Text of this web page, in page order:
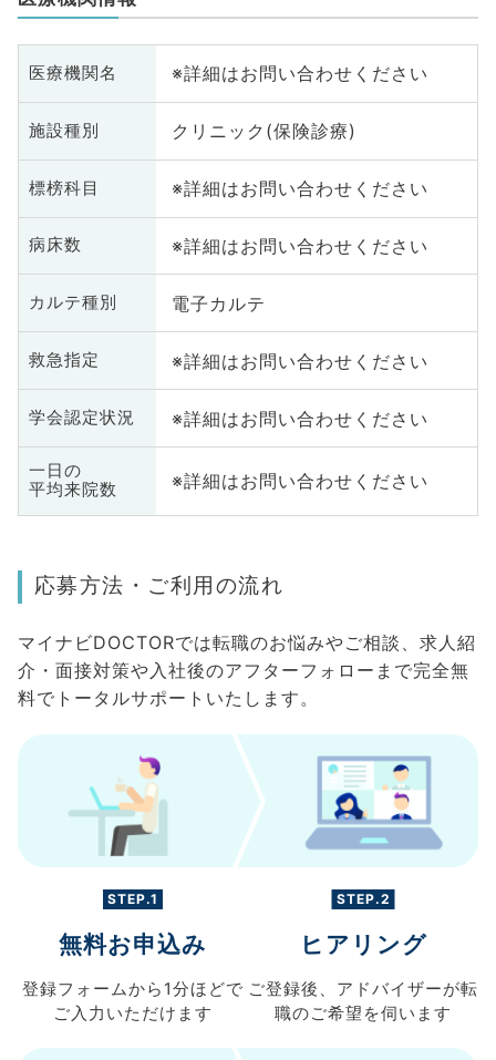
医療機関名 ※詳細はお問い合わせください
施設種別 クリニック(保険診療)
標榜科目 ※詳細はお問い合わせください
病床数 ※詳細はお問い合わせください
カルテ種別 電子カルテ
救急指定 ※詳細はお問い合わせください
学会認定状況 ※詳細はお問い合わせください
一日の
平均来院数
※詳細はお問い合わせください
応募方法・ご利用の流れ
マイナビDOCTORでは転職のお悩みやご相談、求人紹
介・面接対策や入社後のアフターフォローまで完全無
料でトータルサポートいたします。
STEP.1
無料お申込み
登録フォームから 1分ほどで
ご入力 いただけます
STEP.2
ヒアリング
ご登録後、 アドバイザーが転
職のご希望を伺います